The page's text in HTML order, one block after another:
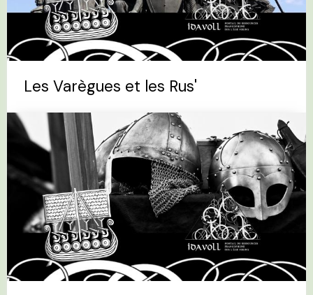
Les Varègues et les Rus'